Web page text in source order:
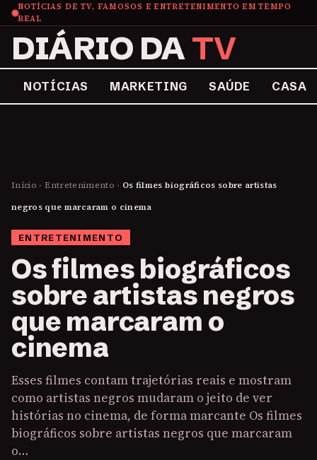
NOTÍCIAS DE TV, FAMOSOS E ENTRETENIMENTO EM TEMPO
REAL
DIÁRIO DATV
NOTÍCIAS MARKETING SAÚDE CASA
Início › Entretenimento › Os filmes biográficos sobre artistas
negros que marcaram o cinema
ENTRETENIMENTO
Os filmes biográficos
sobre artistas negros
que marcaram o
cinema
Esses filmes contam trajetórias reais e mostram
como artistas negros mudaram o jeito de ver
histórias no cinema, de forma marcante Os filmes
biográficos sobre artistas negros que marcaram
o…